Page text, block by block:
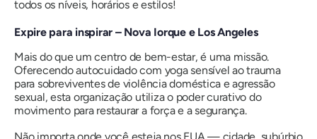
todos os níveis, horários e estilos!
Expire para inspirar – Nova Iorque e Los Angeles
Mais do que um centro de bem-estar, é uma missão.
Oferecendo autocuidado com yoga sensível ao trauma
para sobreviventes de violência doméstica e agressão
sexual, esta organização utiliza o poder curativo do
movimento para restaurar a força e a segurança.